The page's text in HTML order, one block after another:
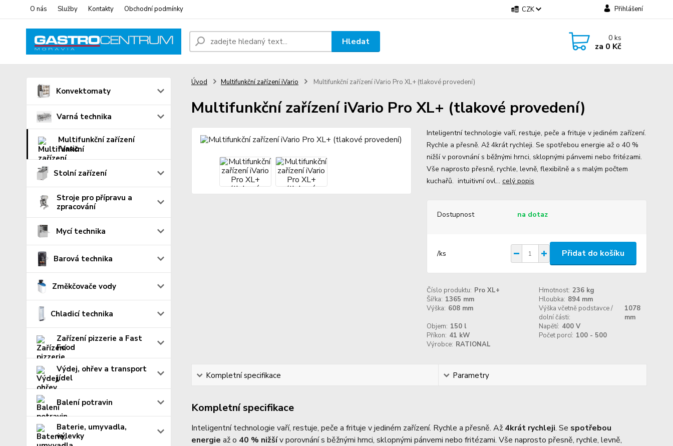
O nás Služby Kontakty Obchodní podmínky CZK Přihlášení
Hledat 0ks
za 0 Kč
Konvektomaty
Varná technika
Multifunkční zařízení
iVario
Stolní zařízení
Stroje pro přípravu a
zpracování
Mycí technika
Barová technika
Změkčovače vody
Chladicí technika
Zařízení pizzerie a Fast
Food
Výdej, ohřev a transport
jídel
Balení potravin
Baterie, umyvadla,
výlevky
Úvod Multifunkční zařízení iVario Multifunkční zařízení iVario Pro XL+ (tlakové provedení)
Multifunkční zařízení iVario Pro XL+ (tlakové provedení)
Inteligentní technologie vaří, restuje, peče a frituje v jediném zařízení.
Rychle a přesně. Až 4krát rychleji. Se spotřebou energie až o 40 %
nižší v porovnání s běžnými hrnci, sklopnými pánvemi nebo fritézami.
Vše naprosto přesně, rychle, levně, flexibilně a s malým počtem
kuchařů. intuitivní ovl... celý popis
Dostupnost na dotaz
/ks Přidat do košíku
Číslo produktu: Pro XL+ Hmotnost: 236 kg
Šířka: 1365 mm Hloubka: 894 mm
Výška: 608 mm
Výška včetně podstavce /
dolní části:
1078
mm
Objem: 150 l Napětí: 400 V
Příkon: 41 kW Počet porcí: 100 - 500
Výrobce: RATIONAL
Kompletní specifikace Parametry
Kompletní specifikace
Inteligentní technologie vaří, restuje, peče a frituje v jediném zařízení. Rychle a přesně. Až 4krát rychleji. Se spotřebou
energie až o 40 % nižšív porovnání s běžnými hrnci, sklopnými pánvemi nebo fritézami. Vše naprosto přesně, rychle, levně,